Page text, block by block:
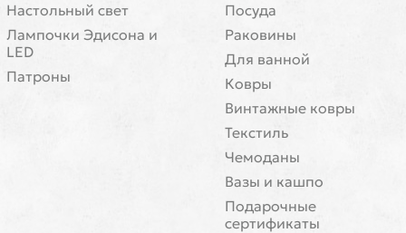
Настольный свет
Лампочки Эдисона и
LED
Патроны
Посуда
Раковины
Для ванной
Ковры
Винтажные ковры
Текстиль
Чемоданы
Вазы и кашпо
Подарочные
сертификаты